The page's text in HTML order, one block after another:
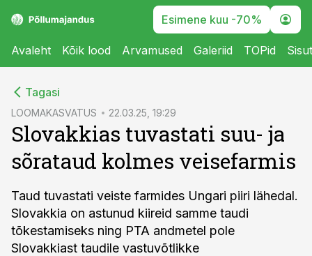
Esimene kuu -70%
Avaleht Kõik lood Arvamused Galeriid TOPid
Tagasi
LOOMAKASVATUS 22.03.25, 19:29
Slovakkias tuvastati suu- ja
sõrataud kolmes veisefarmis
Taud tuvastati veiste farmides Ungari piiri lähedal.
Slovakkia on astunud kiireid samme taudi
tõkestamiseks ning PTA andmetel pole
Slovakkiast taudile vastuvõtlikke